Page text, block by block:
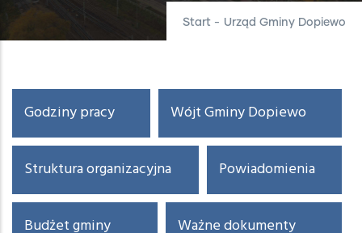
Start - Urząd Gminy Dopiewo
dla
bieżącego
Godziny pracy Wójt Gminy Dopiewo
Struktura organizacyjna Powiadomienia
Budżet gminy Ważne dokumenty